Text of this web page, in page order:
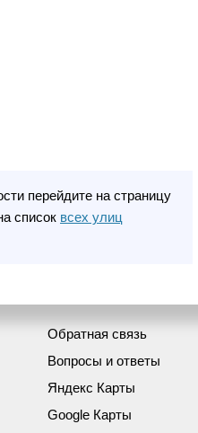
перейдите на страницу
список всех улиц
Обратная связь
Вопросы и ответы
Яндекс Карты
Google Карты